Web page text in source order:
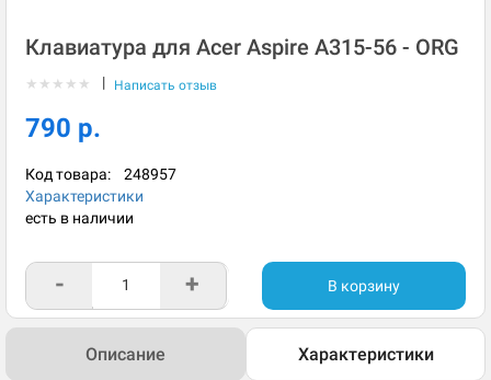
Клавиатура для Acer Aspire A315-56 - ORG
★ ★ ★ ★ ★ | Написать отзыв
790 р.
Код товара: 248957
Характеристики
есть в наличии
- + В корзину
Описание Характеристики